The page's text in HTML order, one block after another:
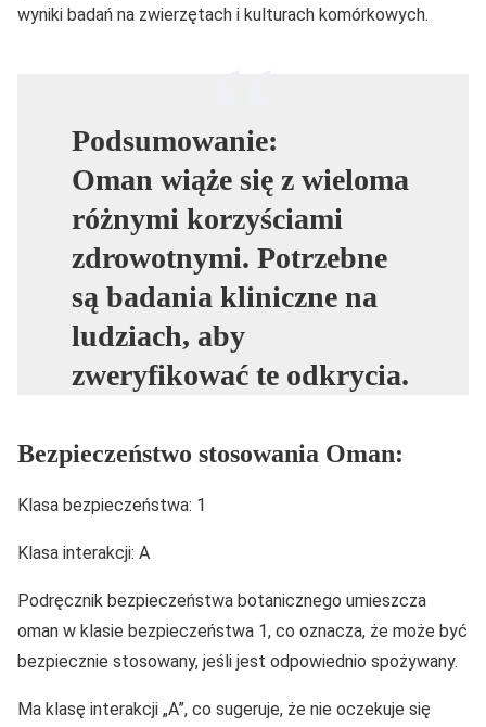
wyniki badań na zwierzętach i kulturach komórkowych.
Podsumowanie:
Oman wiąże się z wieloma
różnymi korzyściami
zdrowotnymi. Potrzebne
są badania kliniczne na
ludziach, aby
zweryfikować te odkrycia.
Bezpieczeństwo stosowania Oman:
Klasa bezpieczeństwa: 1
Klasa interakcji: A
Podręcznik bezpieczeństwa botanicznego umieszcza
oman w klasie bezpieczeństwa 1, co oznacza, że może być
bezpiecznie stosowany, jeśli jest odpowiednio spożywany.
Ma klasę interakcji „A”, co sugeruje, że nie oczekuje się